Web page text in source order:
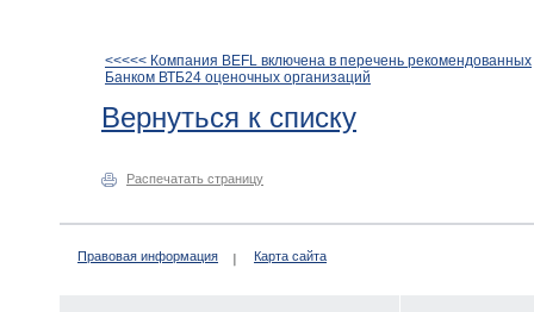
<<<<< Компания BEFL включена в перечень рекомендованных
Банком ВТБ24 оценочных организаций
Вернуться к списку
Распечатать страницу
Правовая информация Карта сайта